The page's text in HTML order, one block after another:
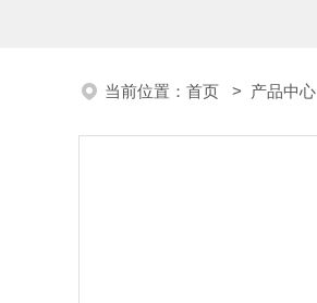
当前位置： 首页 > 产品中心